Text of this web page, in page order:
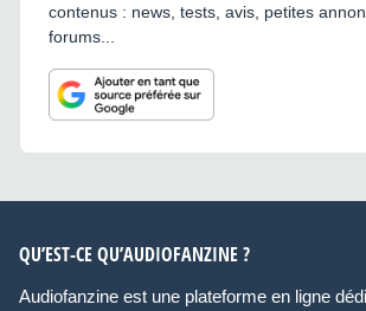
contenus : news, tests, avis, petites
forums...
QU’EST-CE QU’AUDIOFANZINE ?
Audiofanzine est une plateforme en ligne